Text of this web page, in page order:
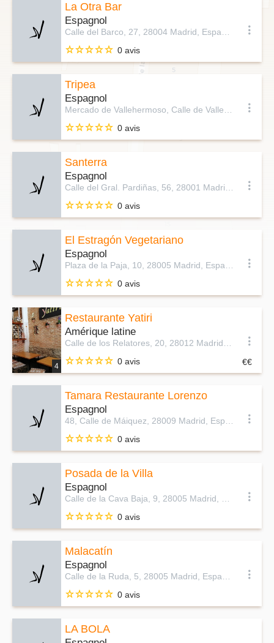
La Otra Bar
Espagnol
0 avis
Tripea
Espagnol
0 avis
Santerra
Espagnol
0 avis
El Estragón Vegetariano
Espagnol
0 avis
4
Restaurante Yatiri
Amérique latine
0 avis
Tamara Restaurante Lorenzo
Espagnol
0 avis
Posada de la Villa
Espagnol
0 avis
Malacatín
Espagnol
0 avis
LA BOLA